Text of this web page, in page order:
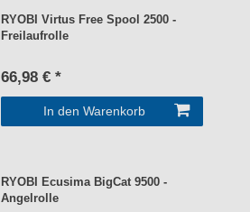
RYOBI Virtus Free Spool 2500 -
Freilaufrolle
66,98 € *
In den Warenkorb
RYOBI Ecusima BigCat 9500 -
Angelrolle